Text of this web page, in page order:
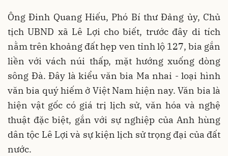
Ông Đinh Quang Hiếu, Phó Bí thư Đảng ủy, Chủ
tịch UBND xã Lê Lợi cho biết, trước đây di tích
nằm trên khoảng đất hẹp ven tỉnh lộ 127, bia gắn
liền với vách núi thấp, mặt hướng xuống dòng
sông Đà. Đây là kiểu văn bia Ma nhai - loại hình
văn bia quý hiếm ở Việt Nam hiện nay. Văn bia là
hiện vật gốc có giá trị lịch sử, văn hóa và nghệ
thuật đặc biệt, gắn với sự nghiệp của Anh hùng
dân tộc Lê Lợi và sự kiện lịch sử trọng đại của đất
nước.